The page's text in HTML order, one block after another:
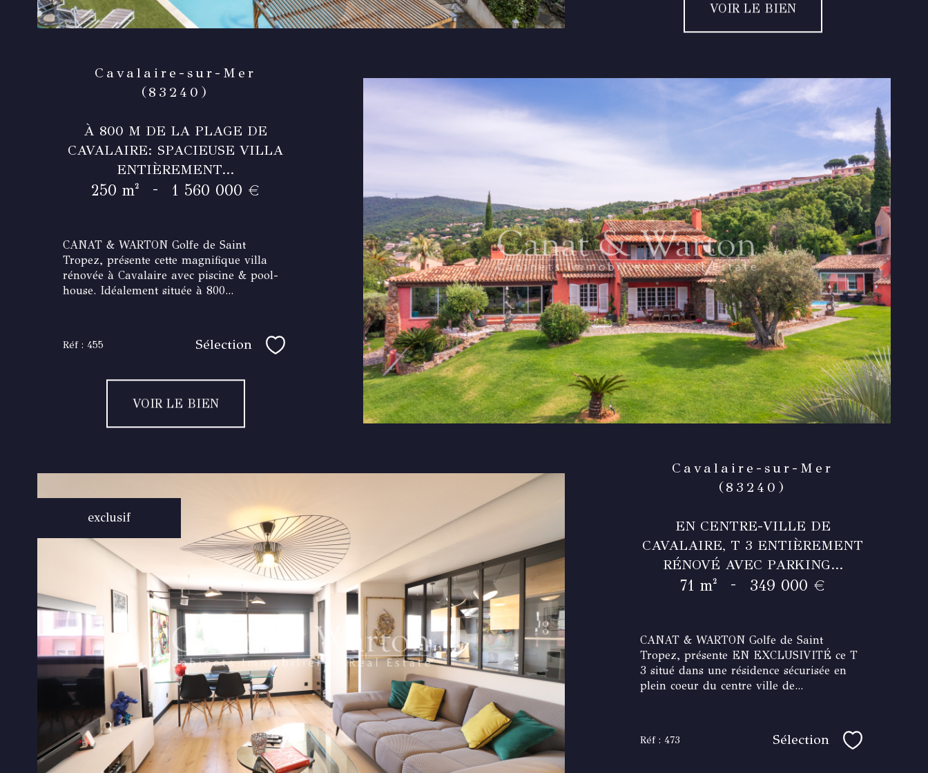
VOIR LE BIEN
Cavalaire-sur-Mer
(83240)
À 800 M DE LA PLAGE DE
CAVALAIRE: SPACIEUSE VILLA
ENTIÈREMENT...
250 m² - 1 560 000 €
CANAT & WARTON Golfe de Saint
Tropez, présente cette magnifique villa
rénovée à Cavalaire avec piscine & pool-
house. Idéalement située à 800...
Réf : 455 Sélection Sélectionner
VOIR LE BIEN
exclusif
Cavalaire-sur-Mer
(83240)
EN CENTRE-VILLE DE
CAVALAIRE, T 3 ENTIÈREMENT
RÉNOVÉ AVEC PARKING...
71 m² - 349 000 €
CANAT & WARTON Golfe de Saint
Tropez, présente EN EXCLUSIVITÉ ce T
3 situé dans une résidence sécurisée en
plein coeur du centre ville de...
Réf : 473 Sélection Sélectionner